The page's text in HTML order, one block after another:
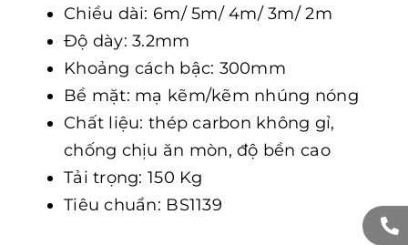
Chiều dài: 6m/ 5m/ 4m/ 3m/ 2m
Độ dày: 3.2mm
Khoảng cách bậc: 300mm
Bề mặt: mạ kẽm/kẽm nhúng nóng
Chất liệu: thép carbon không gỉ,
chống chịu ăn mòn, độ bền cao
Tải trọng: 150 Kg
Tiêu chuẩn: BS1139